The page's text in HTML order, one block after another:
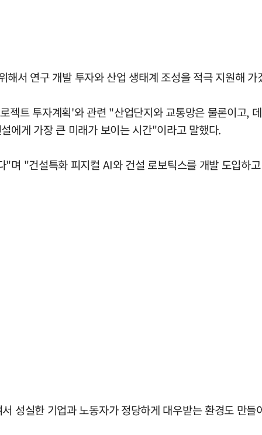
서 연구 개발 투자와 산업 생태계 조성을 적극 지원해
젝트 투자계획'와 관련 "산업단지와 교통망은 물론이고,
에게 가장 큰 미래가 보이는 시간"이라고 말했다.
며 "건설특화 피지컬 AI와 건설 로보틱스를 개발 도입하
성실한 기업과 노동자가 정당하게 대우받는 환경도 만